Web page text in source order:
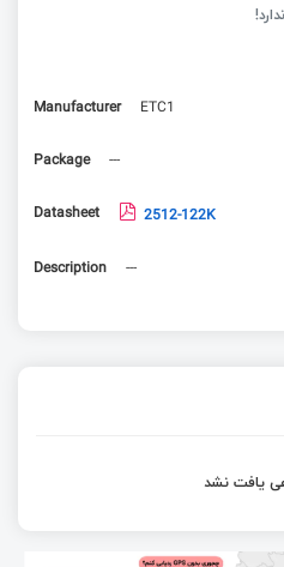
Manufacturer
ETC1
Package ---
Datasheet 2512-122K
Description ---
یافت نشد